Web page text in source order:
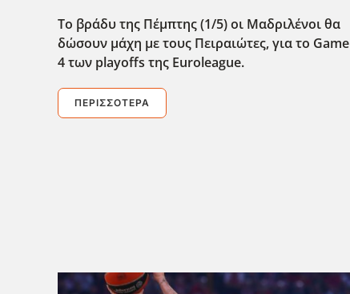
Το βράδυ της Πέμπτης (1/5) οι Μαδριλένοι θα
δώσουν μάχη με τους Πειραιώτες, για το Game
4 των playoffs της Euroleague.
ΠΕΡΙΣΣΌΤΕΡΑ